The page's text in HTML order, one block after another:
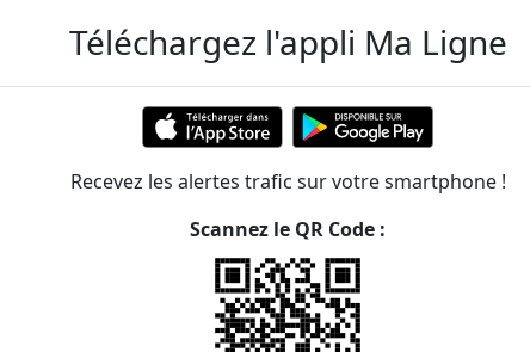
Pantin
et transilien situées à moins de 1km de la gare
Téléchargez l'appli Ma Ligne
Recevez les alertes trafic sur votre smartphone !
Scannez le QR Code :